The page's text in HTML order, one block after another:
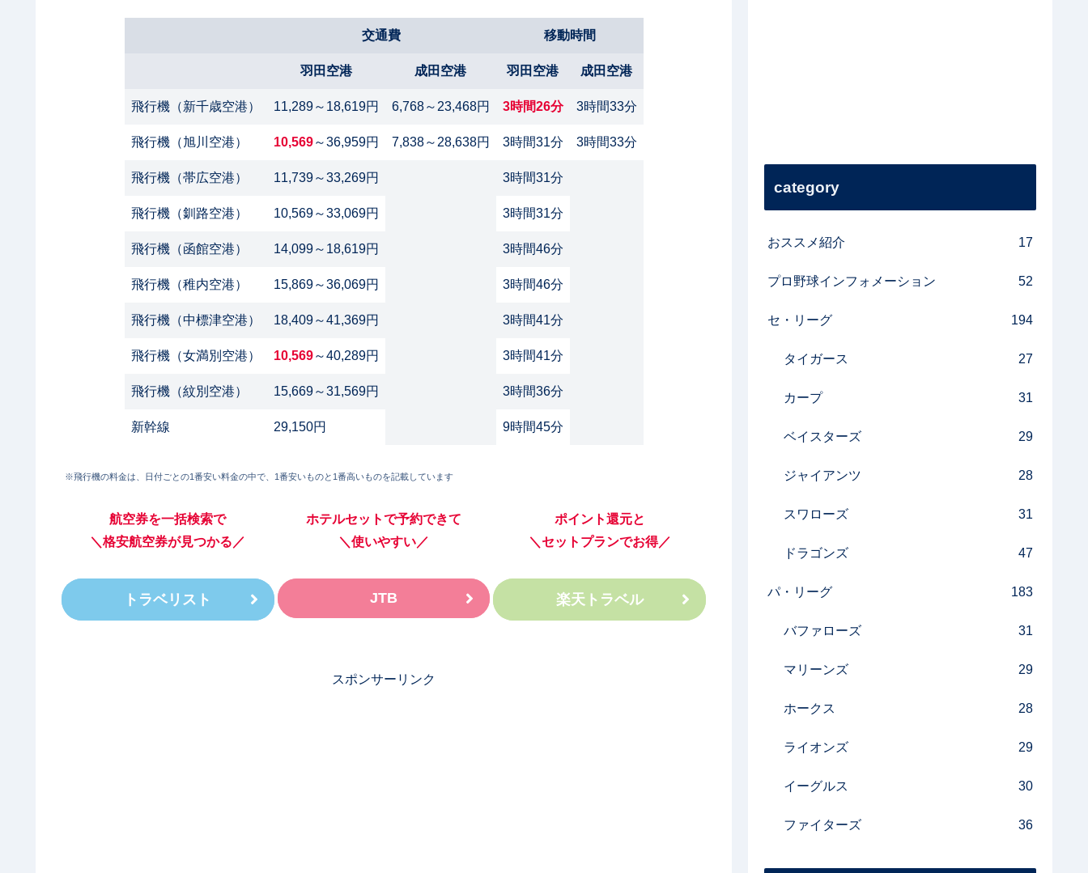
交通費 移動時間
羽田空港 成田空港 羽田空港 成田空港
飛行機（新千歳空港） 11,289～18,619円 6,768～23,468円 3時間26分 3時間33分
飛行機（旭川空港） 10,569～36,959円 7,838～28,638円 3時間31分 3時間33分
飛行機（帯広空港） 11,739～33,269円 3時間31分
飛行機（釧路空港） 10,569～33,069円 3時間31分
飛行機（函館空港） 14,099～18,619円 3時間46分
飛行機（稚内空港） 15,869～36,069円 3時間46分
飛行機（中標津空港） 18,409～41,369円 3時間41分
飛行機（女満別空港） 10,569～40,289円 3時間41分
飛行機（紋別空港） 15,669～31,569円 3時間36分
新幹線 29,150円 9時間45分
※飛行機の料金は、日付ごとの1番安い料金の中で、1番安いものと1番高いものを記載しています
航空券を一括検索で
＼格安航空券が見つかる／
トラベリスト
ホテルセットで予約できて
＼使いやすい／
JTB
ポイント還元と
＼セットプランでお得／
楽天トラベル
スポンサーリンク
category
おススメ紹介 17
プロ野球インフォメーション 52
セ・リーグ 194
タイガース 27
カープ 31
ベイスターズ 29
ジャイアンツ 28
スワローズ 31
ドラゴンズ 47
パ・リーグ 183
バファローズ 31
マリーンズ 29
ホークス 28
ライオンズ 29
イーグルス 30
ファイターズ 36